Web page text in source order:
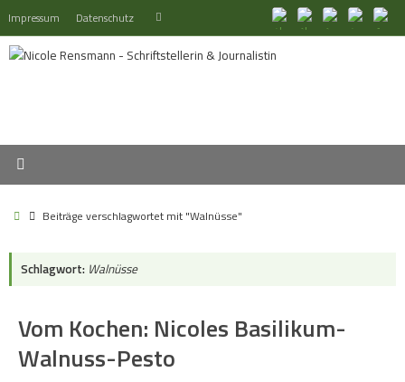
Inhalt
springen
Impressum Datenschutz Suchen
StartBeiträge verschlagwortet mit "Walnüsse"
Schlagwort: Walnüsse
Vom Kochen: Nicoles Basilikum-
Walnuss-Pesto